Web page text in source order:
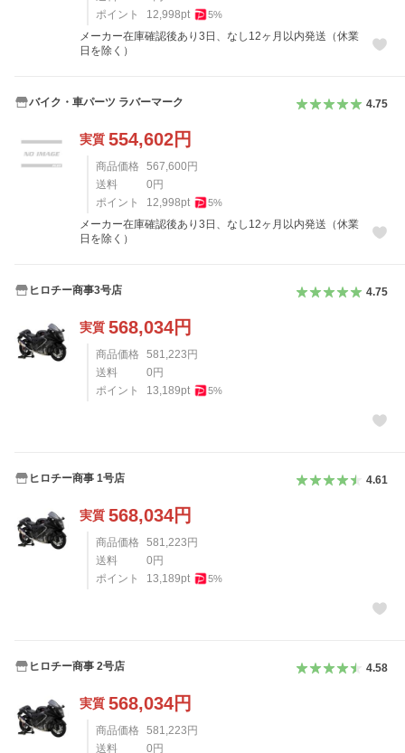
ポイント
12,998pt 5%
メーカー在庫確認後あり3日、なし12ヶ月以内発送（休業
日を除く）
バイク・車パーツ ラバーマーク 4.75
実質 554,602円
商品価格 567,600 円
送料
0 円
ポイント
12,998pt 5%
メーカー在庫確認後あり3日、なし12ヶ月以内発送（休業
日を除く）
ヒロチー商事3号店 4.75
実質 568,034円
商品価格 581,223 円
送料
0 円
ポイント
13,189pt 5%
ヒロチー商事 1号店 4.61
実質 568,034円
商品価格 581,223 円
送料
0 円
ポイント
13,189pt 5%
ヒロチー商事 2号店 4.58
実質 568,034円
商品価格 581,223 円
送料
0 円